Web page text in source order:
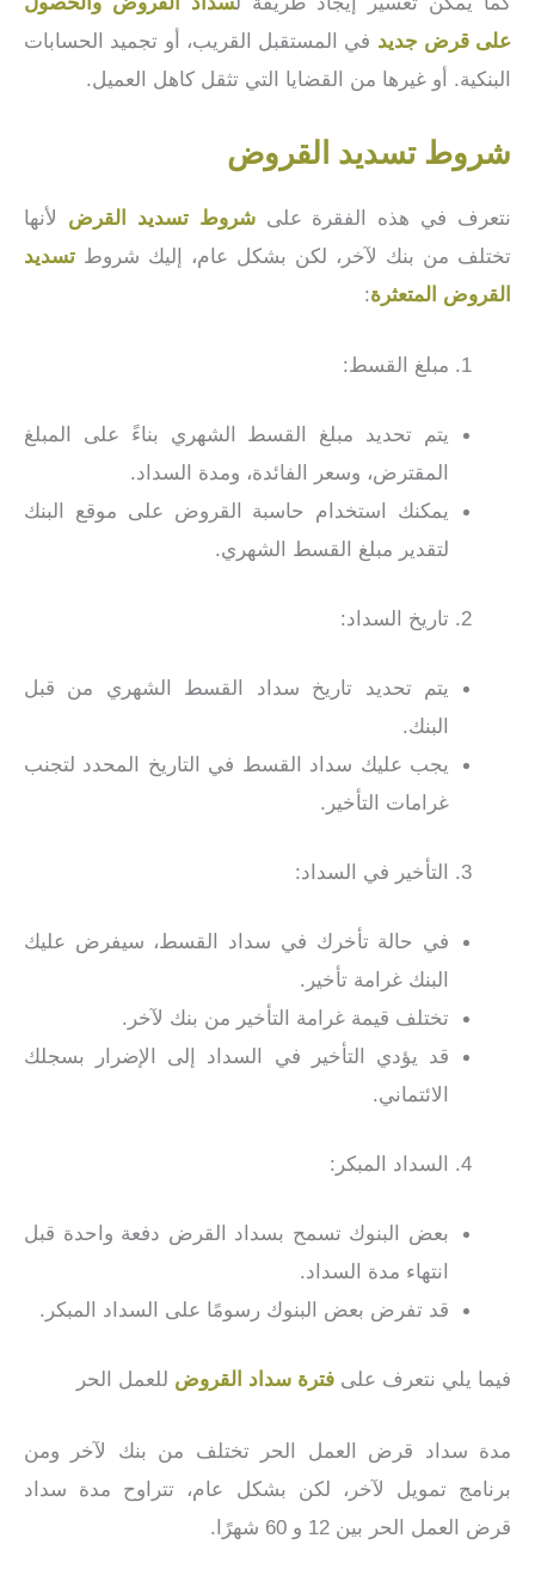
على قرض جديد في المستقبل القريب، أو تجميد الحسابات
البنكية. أو غيرها من القضايا التي تثقل كاهل العميل.
شروط تسديد القروض
نتعرف في هذه الفقرة على شروط تسديد القرض لأنها
تختلف من بنك لآخر، لكن بشكل عام، إليك شروط تسديد
القروض المتعثرة:
مبلغ القسط:
يتم تحديد مبلغ القسط الشهري بناءً على المبلغ
المقترض، وسعر الفائدة، ومدة السداد.
يمكنك استخدام حاسبة القروض على موقع البنك
لتقدير مبلغ القسط الشهري.
تاريخ السداد:
يتم تحديد تاريخ سداد القسط الشهري من قبل
البنك.
يجب عليك سداد القسط في التاريخ المحدد لتجنب
غرامات التأخير.
التأخير في السداد:
في حالة تأخرك في سداد القسط، سيفرض عليك
البنك غرامة تأخير.
تختلف قيمة غرامة التأخير من بنك لآخر.
قد يؤدي التأخير في السداد إلى الإضرار بسجلك
الائتماني.
السداد المبكر:
بعض البنوك تسمح بسداد القرض دفعة واحدة قبل
انتهاء مدة السداد.
قد تفرض بعض البنوك رسومًا على السداد المبكر.
فيما يلي نتعرف على فترة سداد القروض للعمل الحر
مدة سداد قرض العمل الحر تختلف من بنك لآخر ومن
برنامج تمويل لآخر، لكن بشكل عام، تتراوح مدة سداد
قرض العمل الحر بين 12 و 60 شهرًا.